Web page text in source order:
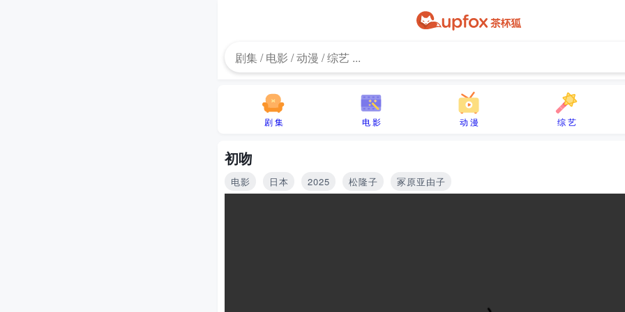
剧 集 电 影 动 漫 综 艺
初吻
电影 日本 2025 松隆子 冢原亚由子